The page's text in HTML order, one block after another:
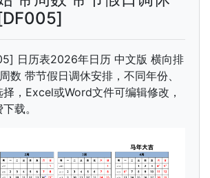
日历表2026年日历 中文版 横向排
数 带节假日调休安排，不同年份、
，Excel或Word文件可编辑修改，
载。